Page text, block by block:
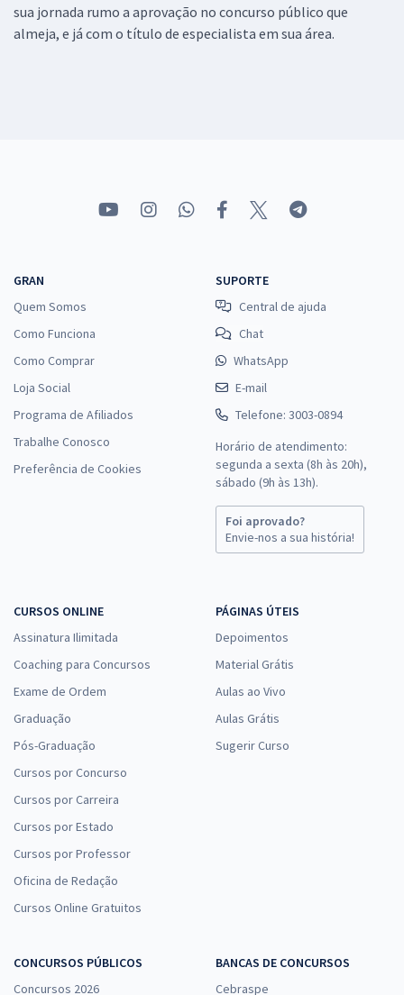
sua jornada rumo a aprovação no concurso público que
almeja, e já com o título de especialista em sua área.
GRAN
Quem Somos
Como Funciona
Como Comprar
Loja Social
Programa de Afiliados
Trabalhe Conosco
Preferência de Cookies
SUPORTE
Central de ajuda
Chat
WhatsApp
E-mail
Telefone: 3003-0894
Horário de atendimento:
segunda a sexta (8h às 20h),
sábado (9h às 13h).
Foi aprovado?
Envie-nos a sua história!
CURSOS ONLINE
Assinatura Ilimitada
Coaching para Concursos
Exame de Ordem
Graduação
Pós-Graduação
Cursos por Concurso
Cursos por Carreira
Cursos por Estado
Cursos por Professor
Oficina de Redação
Cursos Online Gratuitos
PÁGINAS ÚTEIS
Depoimentos
Material Grátis
Aulas ao Vivo
Aulas Grátis
Sugerir Curso
CONCURSOS PÚBLICOS
Concursos 2026
BANCAS DE CONCURSOS
Cebraspe